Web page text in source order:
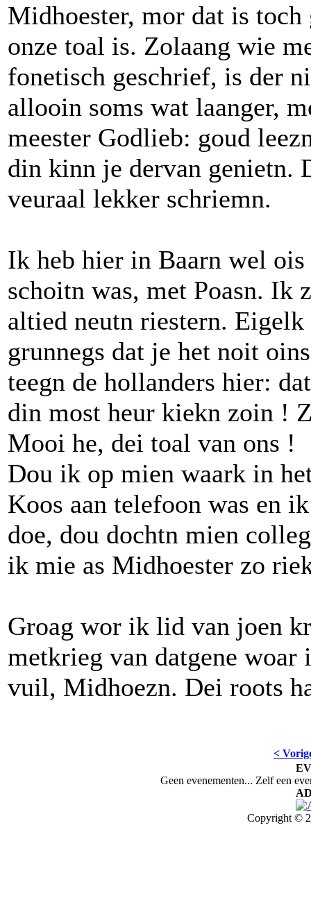
Midhoester, mor dat is
onze toal is. Zolaang wie
fonetisch geschrief, is der
allooin soms wat laanger,
meester Godlieb: goud
din kinn je dervan genietn.
veuraal lekker schriemn.
Ik heb hier in Baarn wel
schoitn was, met Poasn. Ik
altied neutn riestern.
grunnegs dat je het noit
teegn de hollanders hier:
din most heur kiekn zoin !
Mooi he, dei toal van ons !
Dou ik op mien waark in
Koos aan telefoon was en
doe, dou dochtn mien
ik mie as Midhoester zo
Groag wor ik lid van joen
metkrieg van datgene
vuil, Midhoezn. Dei roots
<
Geen evenementen... Zelf een
Copyright ©